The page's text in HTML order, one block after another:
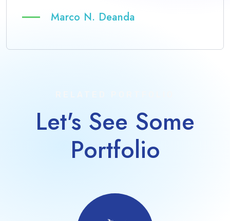
Marco N. Deanda
Let's See Some
Portfolio